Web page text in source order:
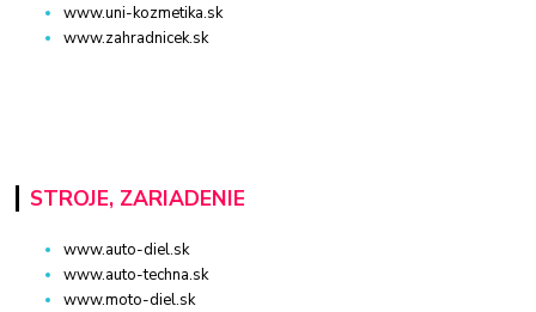
www.uni-kozmetika.sk
www.zahradnicek.sk
STROJE, ZARIADENIE
www.auto-diel.sk
www.auto-techna.sk
www.moto-diel.sk